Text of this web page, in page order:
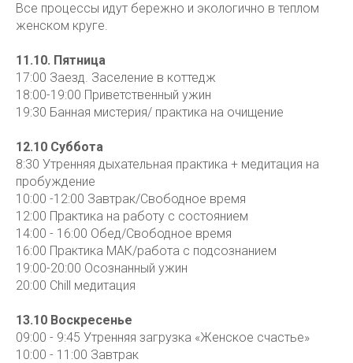
Все процессы идут бережно и экологично в теплом
женском круге.
11.10. Пятница
17:00 Заезд. Заселение в коттедж
18:00-19:00 Приветственный ужин
19:30 Банная мистерия/ практика на очищение
12.10 Суббота
8:30 Утренняя дыхательная практика + медитация на
пробуждение
10:00 -12:00 Завтрак/Свободное время
12:00 Практика на работу с состоянием
14:00 - 16:00 Обед/Свободное время
16:00 Практика МАК/работа с подсознанием
19:00-20:00 Осознанный ужин
20:00 Chill медитация
13.10 Воскресенье
09:00 - 9:45 Утренняя загрузка «Женское счастье»
10:00 - 11:00 Завтрак